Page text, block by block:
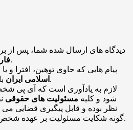
دیدگاه های ارسال شده شما، پس
منتشر خواهد شد.
پیام هایی که حاوی توهین، افترا و
اسلامی ایران باشد منتشر نخواهد شد.
لازم به یادآوری است که آی پی
شود و کلیه مسئولیت های حقوقی
نظر بوده و قابل پیگیری قضایی
گونه شکایت مسئولیت بر عهده شخص نظر دهنده خواهد بود.